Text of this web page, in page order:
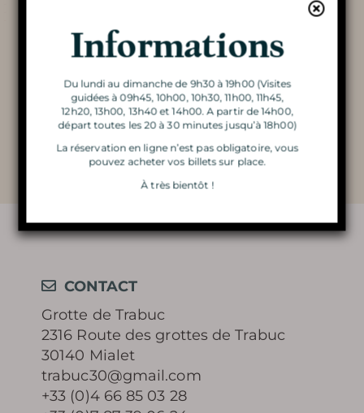
LA GROTTE S’ENFLAMME
L’ATELIER DU PETIT
GÉOLOGUE
LA MAGIE DES LUMIÈRES
DE NOËL
En apprendre
plus
avec un déplacement difficile, n’est pas
envisageable, pour des raisons
d’aménagements intérieurs devant
respecter la configuration naturelle de la
grotte. Le parcours comporte 200
marches à l’aller, comme au retour.
CONTACT
Grotte de Trabuc
2316 Route des grottes de Trabuc
30140 Mialet
trabuc30@gmail.com
+33 (0)4 66 85 03 28
Informations
Du lundi au dimanche de 9h30 à 19h00 (Visites
guidées à 09h45, 10h00, 10h30, 11h00, 11h45,
12h20, 13h00, 13h40 et 14h00. A partir de 14h00,
départ toutes les 20 à 30 minutes jusqu’à 18h00)
La réservation en ligne n’est pas obligatoire, vous
pouvez acheter vos billets sur place.
À très bientôt !